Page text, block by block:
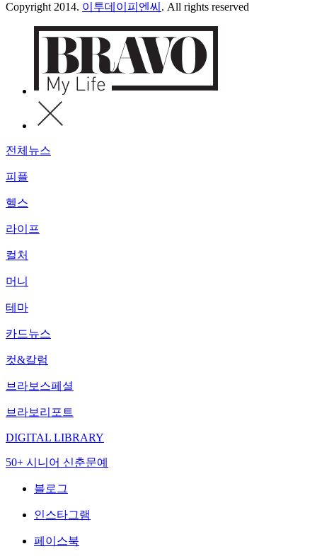
Copyright 2014. 이투데이피엔씨 . All rights reserved
전체뉴스
피플
헬스
라이프
컬처
머니
테마
카드뉴스
컷&칼럼
브라보스페셜
브라보리포트
DIGITAL LIBRARY
50+ 시니어 신춘문예
블로그
인스타그램
페이스북